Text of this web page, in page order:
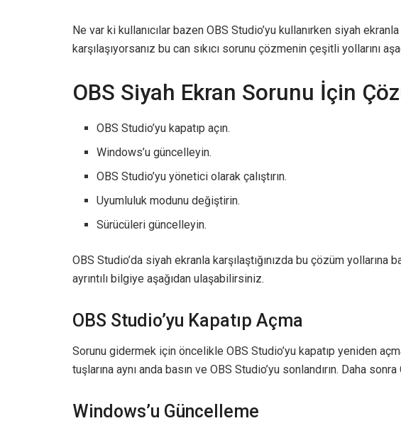
Ne var ki kullanıcılar bazen OBS Studio’yu kullanırken siyah
karşılaşıyorsanız bu can sıkıcı sorunu çözmenin çeşitli yollarını
OBS Siyah Ekran Sorunu İçin
OBS Studio’yu kapatıp açın.
Windows’u güncelleyin.
OBS Studio’yu yönetici olarak çalıştırın.
Uyumluluk modunu değiştirin.
Sürücüleri güncelleyin.
OBS Studio’da siyah ekranla karşılaştığınızda bu çözüm yollarına
ayrıntılı bilgiye aşağıdan ulaşabilirsiniz.
OBS Studio’yu Kapatıp Açma
Sorunu gidermek için öncelikle OBS Studio’yu kapatıp yeniden
tuşlarına aynı anda basın ve OBS Studio’yu sonlandırın. Daha
Windows’u Güncelleme